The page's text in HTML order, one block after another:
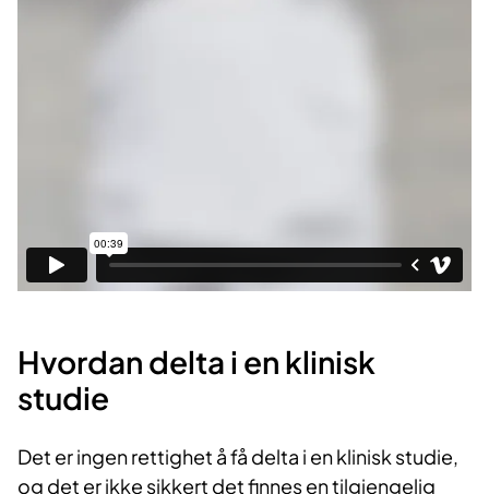
Hvordan delta i en klinisk
studie
Det er ingen rettighet å få delta i en klinisk studie,
og det er ikke sikkert det finnes en tilgjengelig